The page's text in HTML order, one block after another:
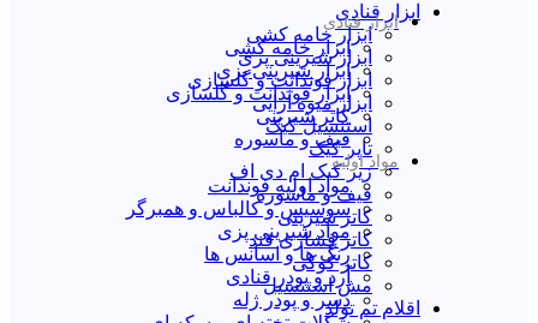
ابزار قنادی
ابزار خامه کشی
ابزار شیرینی پزی
ابزار فوندانت و گلسازی
ابزار میوه آرایی
استنسیل کیک
تاپر کیک
زیر کیک ام دی اف
قیف و ماسوره
کاتر شیرینی
کاتر فشاری قند
کاتر کوکی
مش استنسیل
اقلام تم تولد
ابزار قنادی
ابزار خامه کشی
ابزار شیرینی پزی
ابزار فوندانت و گلسازی
کاتر شیرینی
قیف و ماسوره
مواد اولیه
مواد اولیه فوندانت
سوسیس و کالباس و همبرگر
مواد شیرینی پزی
رنگ ها و اسانس ها
آرد و پودر قنادی
دسر و پودر ژله